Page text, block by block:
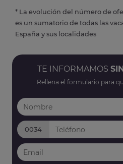
* La evolución del número de
es un sumatorio de todas las
España y sus localidades
TE INFORMAMOS
Rellena el formulario para
0034